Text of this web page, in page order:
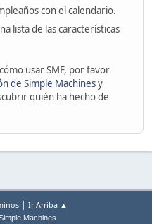
con el calendario.
lista de las características
usar SMF, por favor
de Simple Machinesy
quién ha hecho de
| Ir Arriba ▲
Machines